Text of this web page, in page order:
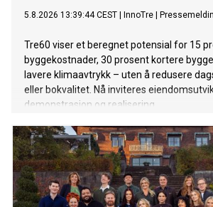
5.8.2026 13:39:44 CEST InnoTre
Tre60 viser et beregnet potensial for 15
byggekostnader, 30 prosent kortere
lavere klimaavtrykk – uten å redusere
eller bokvalitet. Nå inviteres
demonstrasjon og realisering.